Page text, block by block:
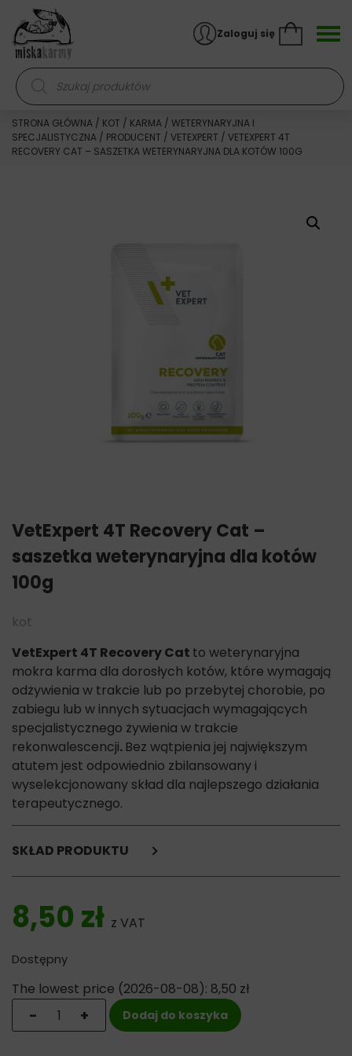
Skocz do treści
Wyszukiwarka produktów
Zaloguj się
STRONA GŁÓWNA / KOT / KARMA / WETERYNARYJNA I
SPECJALISTYCZNA / PRODUCENT / VETEXPERT / VETEXPERT 4T
RECOVERY CAT – SASZETKA WETERYNARYJNA DLA KOTÓW 100G
VetExpert 4T Recovery Cat –
saszetka weterynaryjna dla kotów
100g
kot
VetExpert 4T Recovery Cat to weterynaryjna
mokra karma dla dorosłych kotów, które wymagają
odżywienia w trakcie lub po przebytej chorobie, po
zabiegu lub w innych sytuacjach wymagających
specjalistycznego żywienia w trakcie
rekonwalescencji. Bez wątpienia jej największym
atutem jest odpowiednio zbilansowany i
wyselekcjonowany skład dla najlepszego działania
terapeutycznego.
SKŁAD PRODUKTU
zboża (2% płatki owsiane),
substancje mineralne (1%),
oleje i tłuszcze (0,2% olej z łososia).
Składniki analityczne:
białko surowe: 10,8%,
tłuszcz surowy: 6,3%,
popiół surowy: 2,7%,
włókno surowe: 0,4%,
8,50 zł z VAT
Dostępny
The lowest price (2026-08-08): 8,50 zł
ilość VetExpert 4T Recovery Cat – saszetka
+
- Dodaj do koszyka